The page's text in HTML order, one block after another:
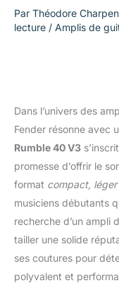
Par Théodore
lecture / Amplis de
Dans l’univers des
Fender résonne avec
Rumble 40 V3
promesse d’offrir le
format compact,
musiciens débutants
recherche d’un ampli
tailler une solide
ses coutures pour
polyvalent et